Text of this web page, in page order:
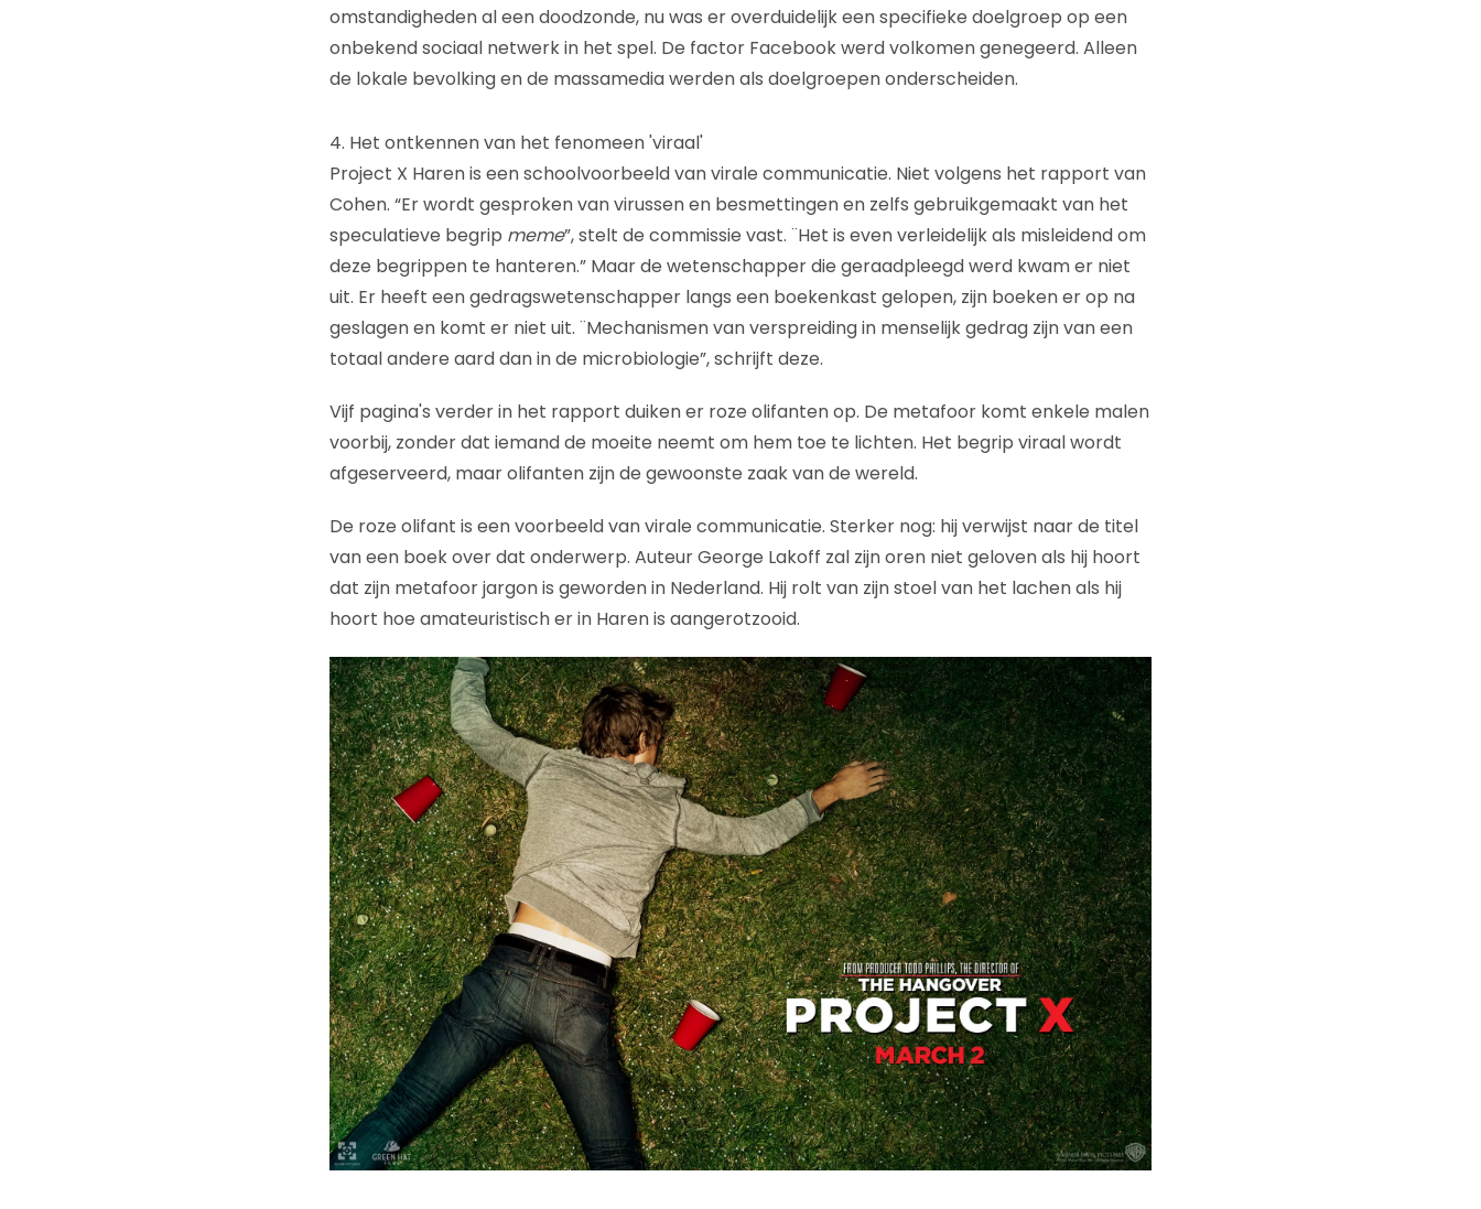
omstandigheden al een doodzonde, nu was er overduidelijk een specifieke doelgroep op een
onbekend sociaal netwerk in het spel. De factor Facebook werd volkomen genegeerd. Alleen
de lokale bevolking en de massamedia werden als doelgroepen onderscheiden.
4. Het ontkennen van het fenomeen 'viraal'
Project X Haren is een schoolvoorbeeld van virale communicatie. Niet volgens het rapport van
Cohen. “Er wordt gesproken van virussen en besmettingen en zelfs gebruikgemaakt van het
speculatieve begrip meme”, stelt de commissie vast. ¨Het is even verleidelijk als misleidend om
deze begrippen te hanteren.” Maar de wetenschapper die geraadpleegd werd kwam er niet
uit. Er heeft een gedragswetenschapper langs een boekenkast gelopen, zijn boeken er op na
geslagen en komt er niet uit. ¨Mechanismen van verspreiding in menselijk gedrag zijn van een
totaal andere aard dan in de microbiologie”, schrijft deze.
Vijf pagina's verder in het rapport duiken er roze olifanten op. De metafoor komt enkele malen
voorbij, zonder dat iemand de moeite neemt om hem toe te lichten. Het begrip viraal wordt
afgeserveerd, maar olifanten zijn de gewoonste zaak van de wereld.
De roze olifant is een voorbeeld van virale communicatie. Sterker nog: hij verwijst naar de titel
van een boek over dat onderwerp. Auteur George Lakoff zal zijn oren niet geloven als hij hoort
dat zijn metafoor jargon is geworden in Nederland. Hij rolt van zijn stoel van het lachen als hij
hoort hoe amateuristisch er in Haren is aangerotzooid.